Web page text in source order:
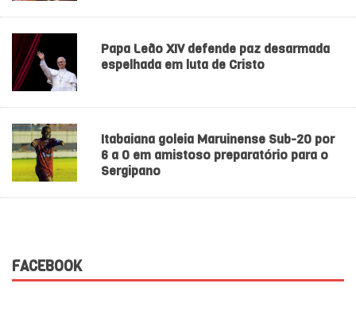
Papa Leão XIV defende paz desarmada
espelhada em luta de Cristo
Itabaiana goleia Maruinense Sub-20 por
6 a 0 em amistoso preparatório para o
Sergipano
FACEBOOK